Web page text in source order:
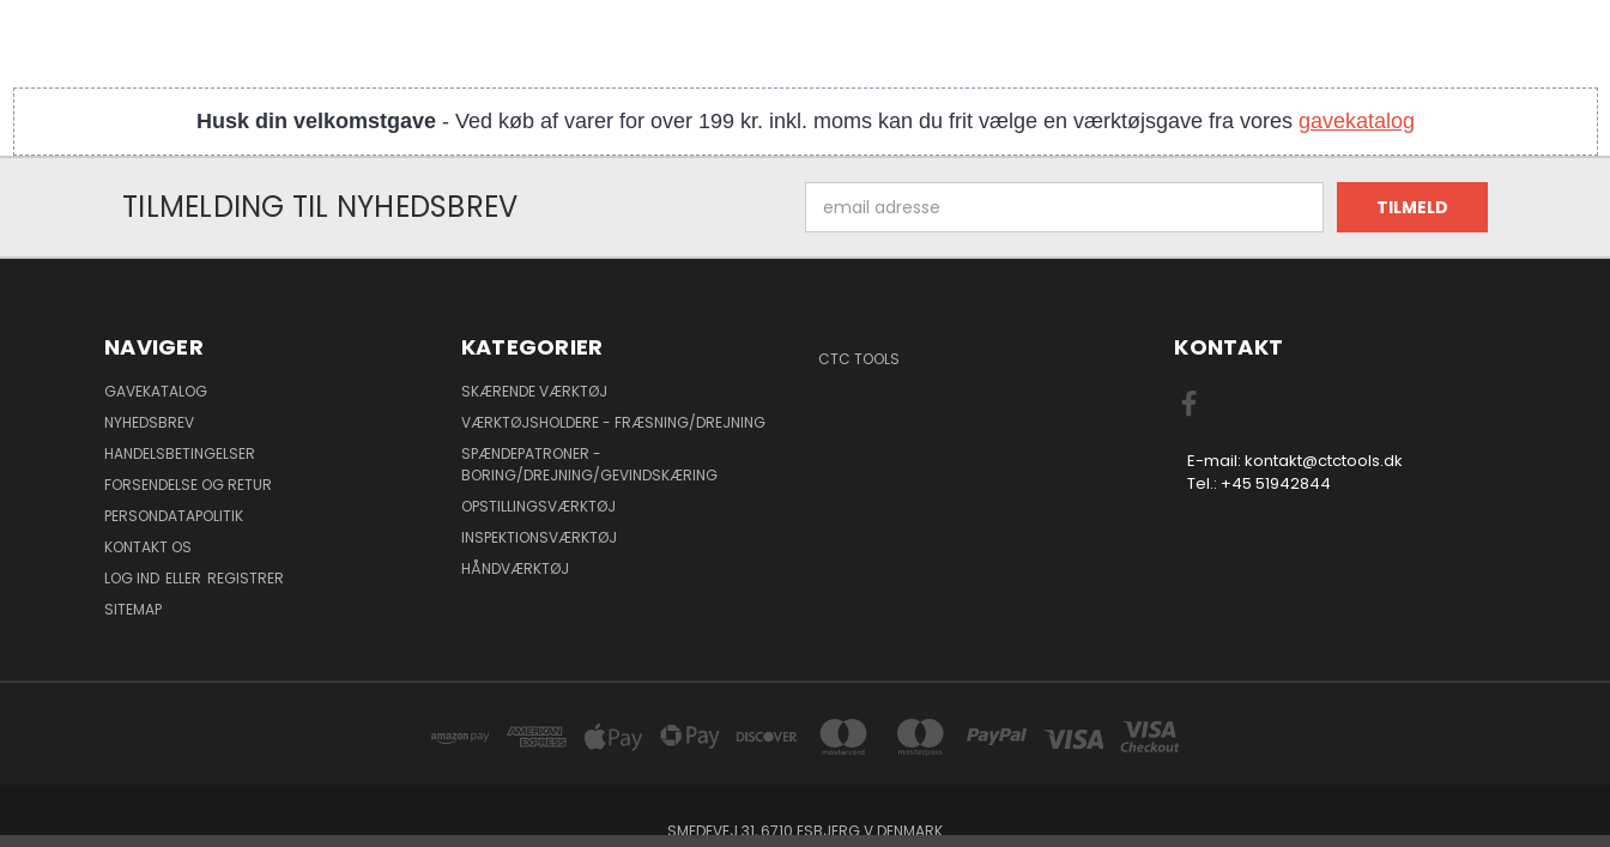
Husk din velkomstgave- Ved køb af varer for over 199 kr. inkl. moms kan du frit vælge en værktøjsgave fra vores gavekatalog
TILMELDING TIL NYHEDSBREV
adresse
NAVIGER
GAVEKATALOG
NYHEDSBREV
HANDELSBETINGELSER
FORSENDELSE OG RETUR
PERSONDATAPOLITIK
KONTAKT OS
LOG IND ELLER REGISTRER
SITEMAP
KATEGORIER
SKÆRENDE VÆRKTØJ
VÆRKTØJSHOLDERE - FRÆSNING/DREJNING
SPÆNDEPATRONER -
BORING/DREJNING/GEVINDSKÆRING
OPSTILLINGSVÆRKTØJ
INSPEKTIONSVÆRKTØJ
HÅNDVÆRKTØJ
CTC TOOLS KONTAKT
E-mail: kontakt@ctctools.dk
Tel.: +45 51942844
SMEDEVEJ 31, 6710 ESBJERG V DENMARK